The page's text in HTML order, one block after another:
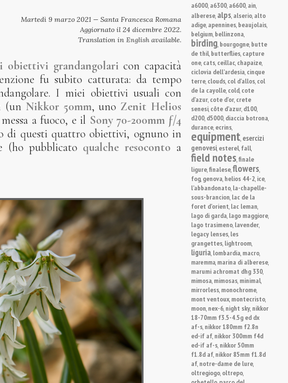
a6000, a6300, a6600, ain,
alberese, alps, alserio, alto
adige, apennines, beaujolais,
belgium, bellinzona,
birding, bourgogne, butte
de thil, butterflies, capture
one, cats, ceillac, chapaize,
ciclovia dell'ardesia, cinque
terre, clouds, col d'allos, col
de la cayolle, cold, cote
d'azur, cote d'or, crete
senesi, côte d'azur, d100,
d200, d5000, diaccia botrona,
durance, ecrins,
equipment, esercizi
genovesi, esterel, fall,
field notes,finale
ligure,finalese,flowers,
fog, genova, helios 44-2, ice,
l'abbandonato, la-chapelle-
sous-brancion, lac de la
foret d'orient, lac leman,
lago di garda, lago maggiore,
lago trasimeno, lavender,
legacy lenses, les
grangettes, lightroom,
liguria, lombardia, macro,
maremma, marina di alberese,
marumi achromat dhg 330,
mimosa, mimosas, minimal,
mirrorless, monochrome,
mont ventoux, montecristo,
moon, nex-6, night sky, nikkor
18-70mm f3.5-4.5g ed dx
af-s, nikkor 180mm f2.8n
ed-if af, nikkor 300mm f4d
ed-if af-s, nikkor 50mm
f1.8d af, nikkor 85mm f1.8d
af, notre-dame de lure,
oltregiogo, oltrepo,
Martedì 9 marzo 2021 — Santa Francesca Romana
Aggiornato il 24 dicembre 2022.
Translation in English available.
obiettivi grandangolari con capacità
fu subito catturata: da tempo
I miei obiettivi usuali con
(un Nikkor 50mm, uno Zenit Helios
a fuoco, e il Sony 70-200mm ƒ/4
di questi quattro obiettivi, ognuno in
(ho pubblicato qualche resoconto a